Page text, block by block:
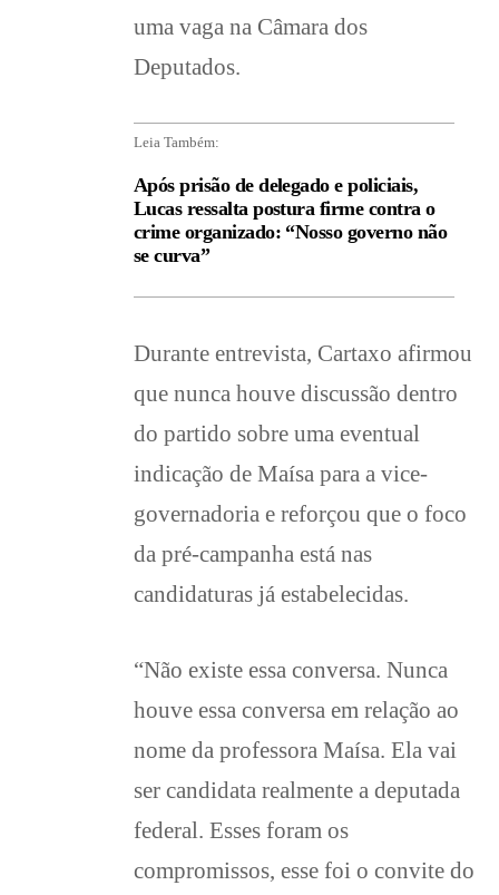
uma vaga na Câmara dos
Deputados.
Leia Também:
Após prisão de delegado e policiais,
Lucas ressalta postura firme contra o
crime organizado: “Nosso governo não
se curva”
Durante entrevista, Cartaxo afirmou
que nunca houve discussão dentro
do partido sobre uma eventual
indicação de Maísa para a vice-
governadoria e reforçou que o foco
da pré-campanha está nas
candidaturas já estabelecidas.
“Não existe essa conversa. Nunca
houve essa conversa em relação ao
nome da professora Maísa. Ela vai
ser candidata realmente a deputada
federal. Esses foram os
compromissos, esse foi o convite do